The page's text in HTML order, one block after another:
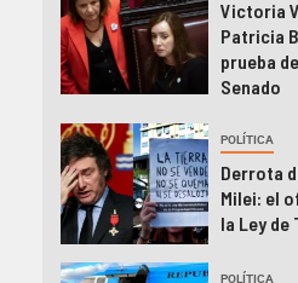
Victoria
Patricia
prueba
Senado
POLÍTICA
Derrota
Milei: el
la Ley de
POLÍTICA